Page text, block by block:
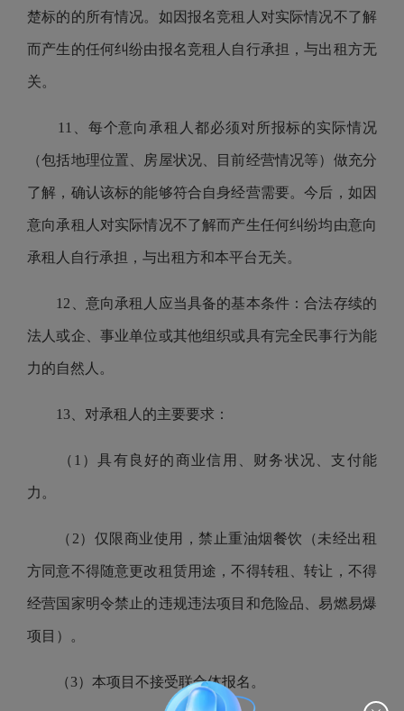
楚标的的所有情况。如因报名竞租人对实际情况不了解
而产生的任何纠纷由报名竞租人自行承担，与出租方无
关。
11、每个意向承租人都必须对所报标的实际情况
（包括地理位置、房屋状况、目前经营情况等）做充分
了解，确认该标的能够符合自身经营需要。今后，如因
意向承租人对实际情况不了解而产生任何纠纷均由意向
承租人自行承担，与出租方和本平台无关。
12、意向承租人应当具备的基本条件：合法存续的
法人或企、事业单位或其他组织或具有完全民事行为能
力的自然人。
13、对承租人的主要要求：
（1）具有良好的商业信用、财务状况、支付能
力。
（2）仅限商业使用，禁止重油烟餐饮（未经出租
方同意不得随意更改租赁用途，不得转租、转让，不得
经营国家明令禁止的违规违法项目和危险品、易燃易爆
项目）。
（3）本项目不接受联合体报名。